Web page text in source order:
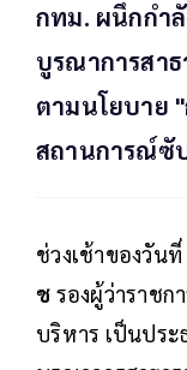
กทม. ผนึกกำ
บูรณาการสา
ตามนโยบาย
สถานการณ์ซั
ช่วงเช้าของวัน
ช รองผู้ว่าราช
บริหาร เป็นปร